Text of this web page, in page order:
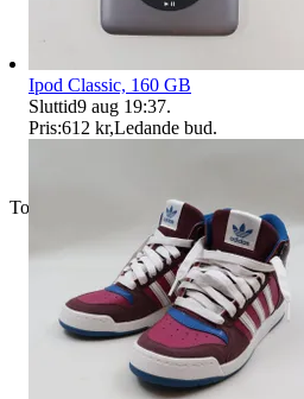
Toppsäljare
Ipod Classic, 160 GB
Sluttid9 aug 19:37.
Pris:612 kr,Ledande bud.